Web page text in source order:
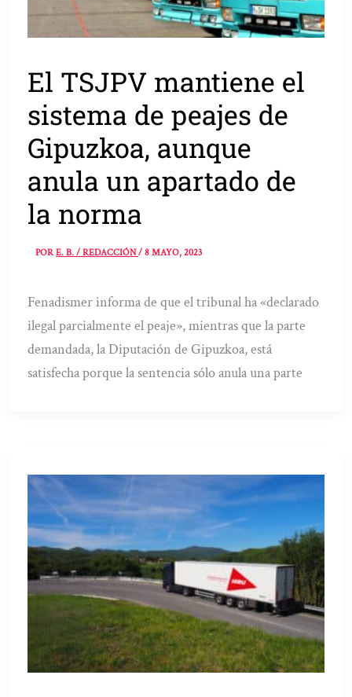
El TSJPV mantiene el
sistema de peajes de
Gipuzkoa, aunque
anula un apartado de
la norma
PORE. B. / REDACCIÓN/8 MAYO, 2023
Fenadismer informa de que el tribunal ha «declarado
ilegal parcialmente el peaje», mientras que la parte
demandada, la Diputación de Gipuzkoa, está
satisfecha porque la sentencia sólo anula una parte